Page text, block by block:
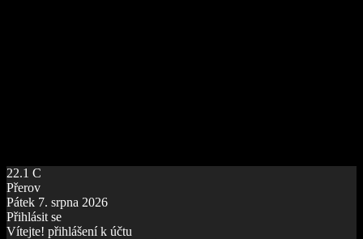
22.1 C
Přerov
Pátek 7. srpna 2026
Přihlásit se
Vítejte! přihlášení k účtu